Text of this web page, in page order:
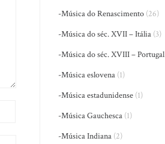
-Música do Renascimento (26)
-Música do séc. XVII – Itália (3)
-Música do séc. XVIII – Portugal
-Música eslovena (1)
-Música estadunidense (1)
-Música Gauchesca (1)
-Música Indiana (2)